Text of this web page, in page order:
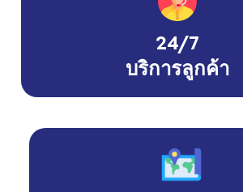
24/7
บริการลูกค้า